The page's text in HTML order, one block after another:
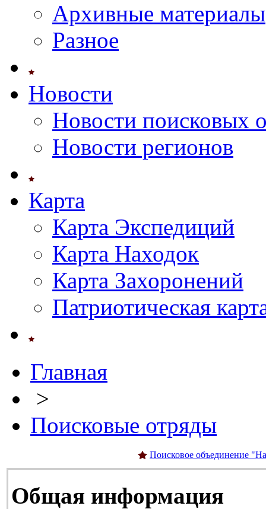
Архивные материалы
Разное
Новости
Новости поисковых
Новости регионов
Карта
Карта Экспедиций
Карта Находок
Карта Захоронений
Патриотическая
Главная
>
Поисковые отряды
Поисковое объединение
Общая информация